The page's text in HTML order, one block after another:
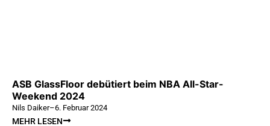
ASB GlassFloor debütiert beim NBA All-Star-
Weekend 2024
Nils Daiker–6. Februar 2024
MEHR LESEN